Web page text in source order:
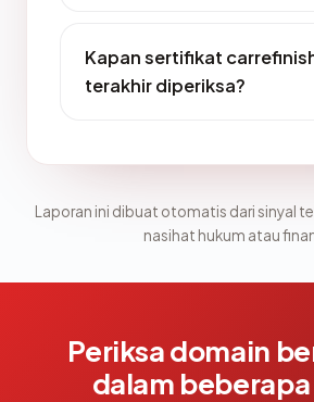
Kapan sertifikat
terakhir diperiksa?
Laporan ini dibuat otomatis dari sinyal
nasihat hukum atau
Periksa domain
dalam